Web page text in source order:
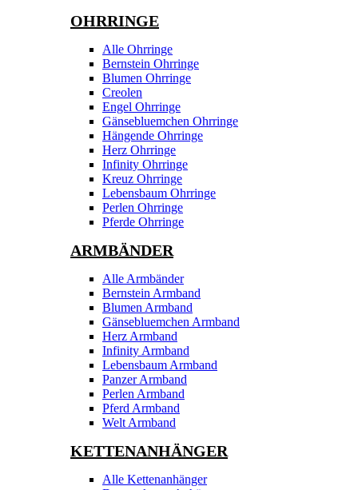
OHRRINGE
Alle Ohrringe
Bernstein Ohrringe
Blumen Ohrringe
Creolen
Engel Ohrringe
Gänsebluemchen Ohrringe
Hängende Ohrringe
Herz Ohrringe
Infinity Ohrringe
Kreuz Ohrringe
Lebensbaum Ohrringe
Perlen Ohrringe
Pferde Ohrringe
ARMBÄNDER
Alle Armbänder
Bernstein Armband
Blumen Armband
Gänsebluemchen Armband
Herz Armband
Infinity Armband
Lebensbaum Armband
Panzer Armband
Perlen Armband
Pferd Armband
Welt Armband
KETTENANHÄNGER
Alle Kettenanhänger